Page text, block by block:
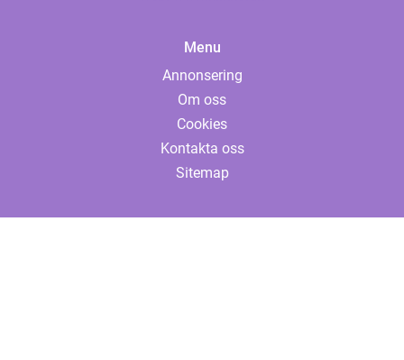
Menu
Annonsering
Om oss
Cookies
Kontakta oss
Sitemap